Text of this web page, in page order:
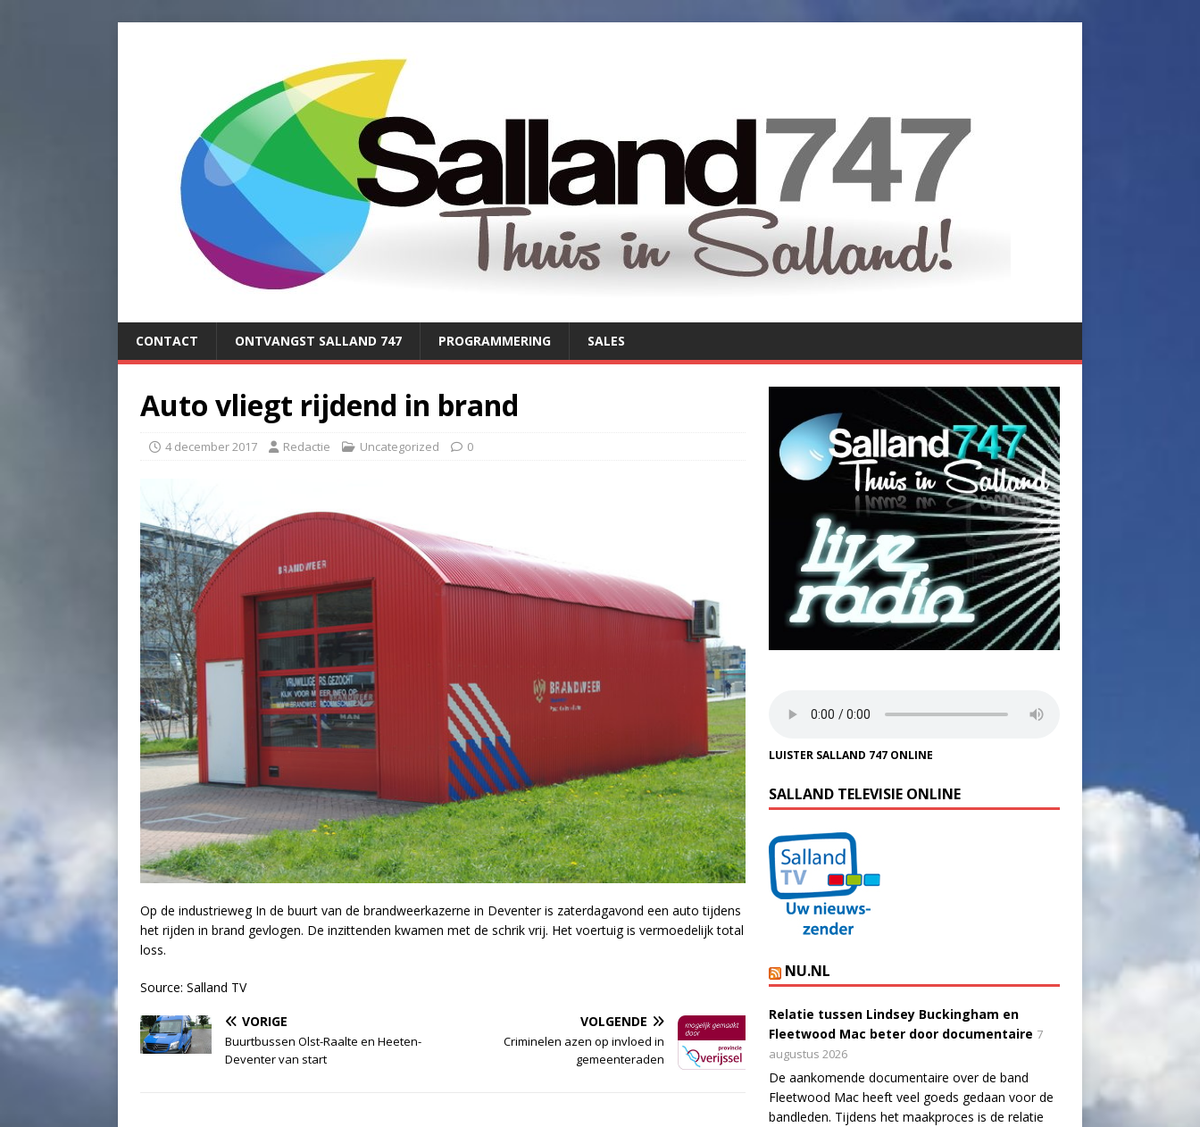
CONTACT ONTVANGST SALLAND 747 PROGRAMMERING SALES
Auto vliegt rijdend in brand
4 december 2017 Redactie Uncategorized 0
Op de industrieweg In de buurt van de brandweerkazerne in Deventer is zaterdagavond een auto tijdens
het rijden in brand gevlogen. De inzittenden kwamen met de schrik vrij. Het voertuig is vermoedelijk total
loss.
Source: Salland TV
VORIGE
Buurtbussen Olst-Raalte en Heeten-
Deventer van start
VOLGENDE
Criminelen azen op invloed in
gemeenteraden
LUISTER SALLAND 747 ONLINE
SALLAND TELEVISIE ONLINE
NU.NL
Relatie tussen Lindsey Buckingham en
Fleetwood Mac beter door documentaire 7
augustus 2026
De aankomende documentaire over de band
Fleetwood Mac heeft veel goeds gedaan voor de
bandleden. Tijdens het maakproces is de relatie